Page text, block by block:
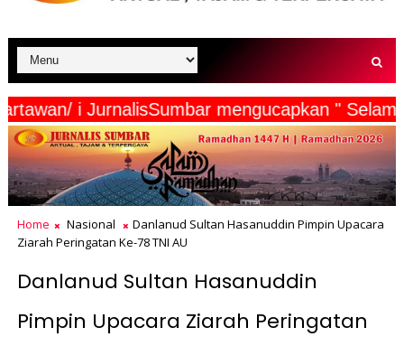
Wartawan/ i JurnalisSumbar mengucapkan
Home Nasional
Danlanud Sultan Hasanuddin Pimpin Upacara
Ziarah Peringatan Ke-78 TNI AU
Danlanud Sultan Hasanuddin
Pimpin Upacara Ziarah Peringatan